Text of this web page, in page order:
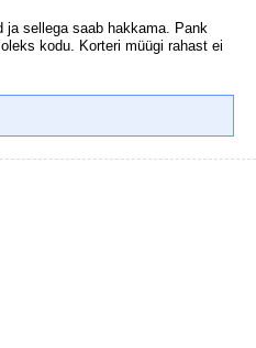
ja sellega saab hakkama. Pank
kodu. Korteri müügi rahast ei